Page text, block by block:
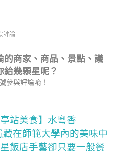
評論
的商家、商品、景點、議
給幾顆星呢？
參與評論唷！
亭站美食】水粵香
藏在師範大學內的美味中
飯店手藝卻只要一般餐